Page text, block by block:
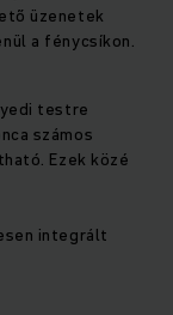
üzenetek
a fénycsíkon.
testre
számos
Ezek közé
integrált